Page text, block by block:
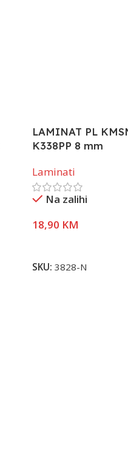
LAMINAT PL
K338PP 8 mm
Laminati
Na zalihi
18,90 KM
SKU: 3828-N